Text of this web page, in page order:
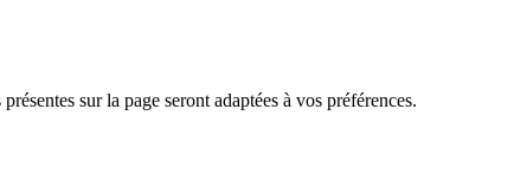
sur la page seront adaptées à vos préférences.